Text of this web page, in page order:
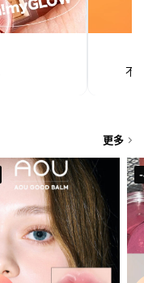
不
更多